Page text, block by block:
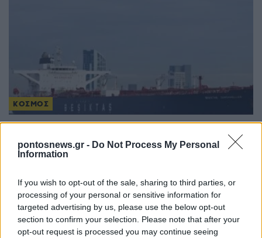
pontosnews.gr - Do Not Process My Personal
Information
If you wish to opt-out of the sale, sharing to third parties, or
processing of your personal or sensitive information for
targeted advertising by us, please use the below opt-out
section to confirm your selection. Please note that after your
opt-out request is processed you may continue seeing
ΚΟΣΜΟΣ
«την πιο επικίνδυνη θαλάσσια ζώνη»